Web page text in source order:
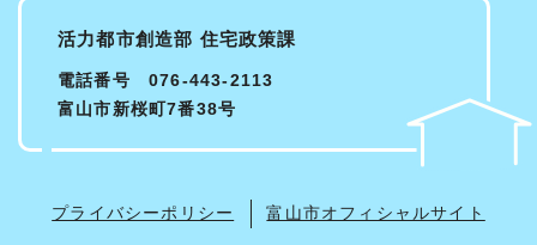
活力都市創造部 住宅政策課
電話番号 076-443-2113
富山市新桜町7番38号
プライバシーポリシー 富山市オフィシャルサイト